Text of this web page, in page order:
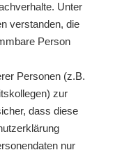
Unter
verstanden, die
Person
Personen (z.B.
zur
dass diese
nur